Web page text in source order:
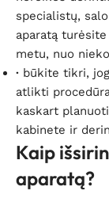
specialistų,
aparatą
metu, nuo
· būkite tikri,
atlikti
kaskart
kabinete ir
Kaip
aparatą?